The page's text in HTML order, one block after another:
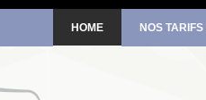
HOME NOS